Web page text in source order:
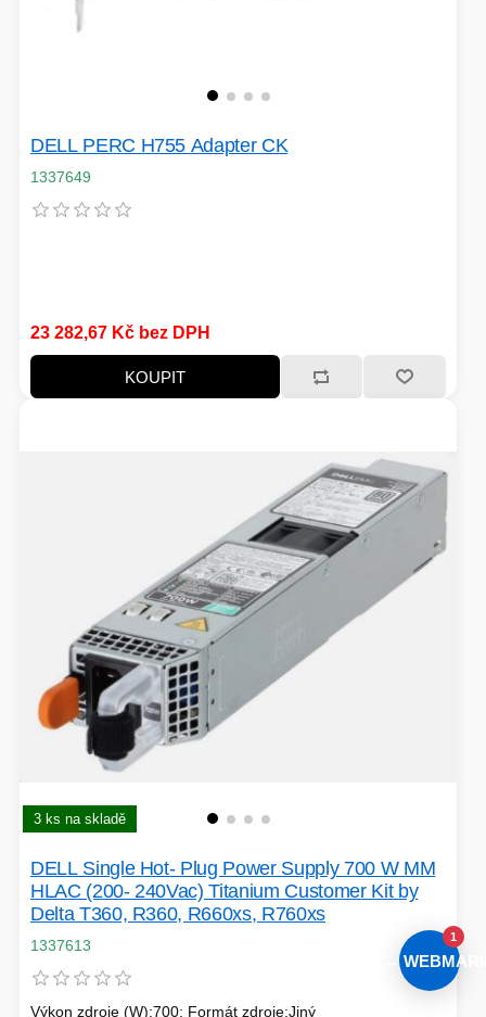
DELL PERC H755 Adapter CK
1337649
23 282,67 Kč bez DPH
KOUPIT
3 ks na skladě
DELL Single Hot- Plug Power Supply 700 W MM
HLAC (200- 240Vac) Titanium Customer Kit by
Delta T360, R360, R660xs, R760xs
1337613
Výkon zdroje (W):700; Formát zdroje:Jiný
AI →
1